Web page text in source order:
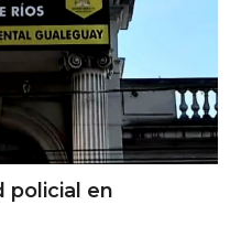
policial en